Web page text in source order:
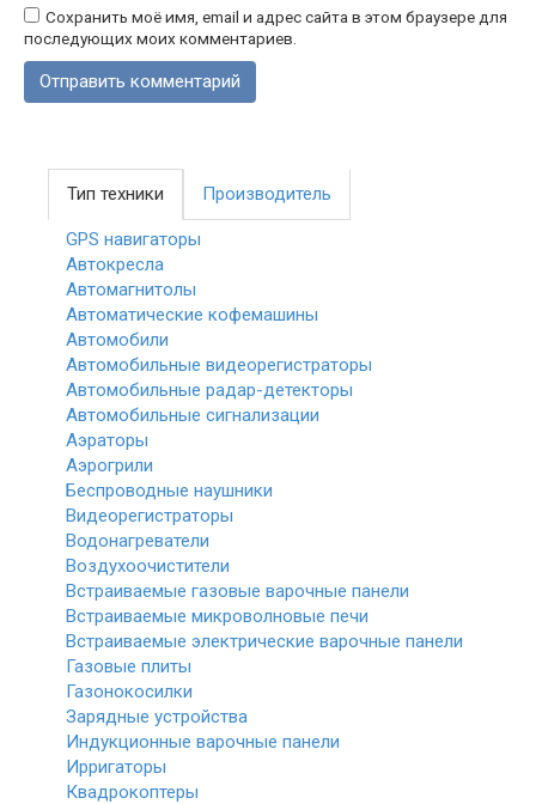
Сохранить моё имя, email и адрес сайта в этом браузере для
последующих моих комментариев.
Тип техники Производитель
GPS навигаторы
Автокресла
Автомагнитолы
Автоматические кофемашины
Автомобили
Автомобильные видеорегистраторы
Автомобильные радар-детекторы
Автомобильные сигнализации
Аэраторы
Аэрогрили
Беспроводные наушники
Видеорегистраторы
Водонагреватели
Воздухоочистители
Встраиваемые газовые варочные панели
Встраиваемые микроволновые печи
Встраиваемые электрические варочные панели
Газовые плиты
Газонокосилки
Зарядные устройства
Индукционные варочные панели
Ирригаторы
Квадрокоптеры